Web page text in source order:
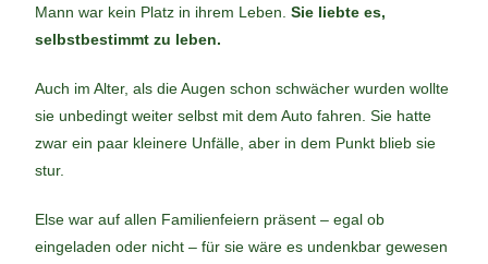
Mann war kein Platz in ihrem Leben.Sie liebte es,
selbstbestimmt zu leben.
Auch im Alter, als die Augen schon schwächer wurden wollte
sie unbedingt weiter selbst mit dem Auto fahren. Sie hatte
zwar ein paar kleinere Unfälle, aber in dem Punkt blieb sie
stur.
Else war auf allen Familienfeiern präsent – egal ob
eingeladen oder nicht – für sie wäre es undenkbar gewesen